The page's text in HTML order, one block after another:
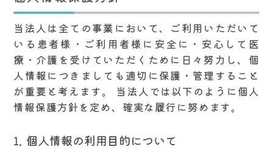
当法人は全ての事業において、ご利用いただいて
いる患者様・ご利用者様に安全に・安心して医
療・介護を受けていただくために日々努力し、個
人情報につきましても適切に保護・管理すること
が重要と考えます。 当法人では以下のように個人
情報保護方針を定め、確実な履行に努めます。
個人情報の利用目的について